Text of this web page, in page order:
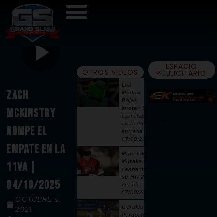
ZACH
MCKINSTRY
ROMPE EL
EMPATE EN LA
11VA |
04/10/2025
OCTUBRE 5,
2025
OTROS VIDEOS
Los
Medias
Rojas
anotan 5
carreras
en la 2da
entrada |
07/08/2026
Munetaka
Murakami
despacha
su HR 25
del año |
07/08/2026
Geraldo
Perdomo
ESPACIO
PUBLICITARIO